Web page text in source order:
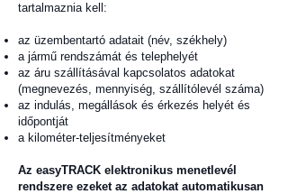
tartalmaznia kell:
az üzembentartó adatait (név, székhely)
a jármű rendszámát és telephelyét
az áru szállításával kapcsolatos adatokat
(megnevezés, mennyiség, szállítólevél száma)
az indulás, megállások és érkezés helyét és
időpontját
a kilométer-teljesítményeket
Az easyTRACK elektronikus menetlevél
rendszere ezeket az adatokat automatikusan